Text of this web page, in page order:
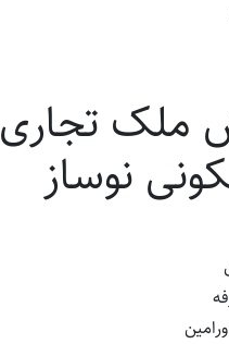
ملک تجاری
نوساز